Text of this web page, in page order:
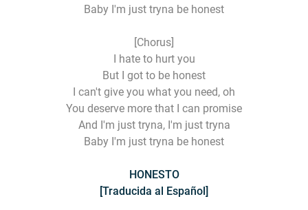
Baby I'm just tryna be honest
[Chorus]
I hate to hurt you
But I got to be honest
I can't give you what you need, oh
You deserve more that I can promise
And I'm just tryna, I'm just tryna
Baby I'm just tryna be honest
HONESTO
[Traducida al Español]